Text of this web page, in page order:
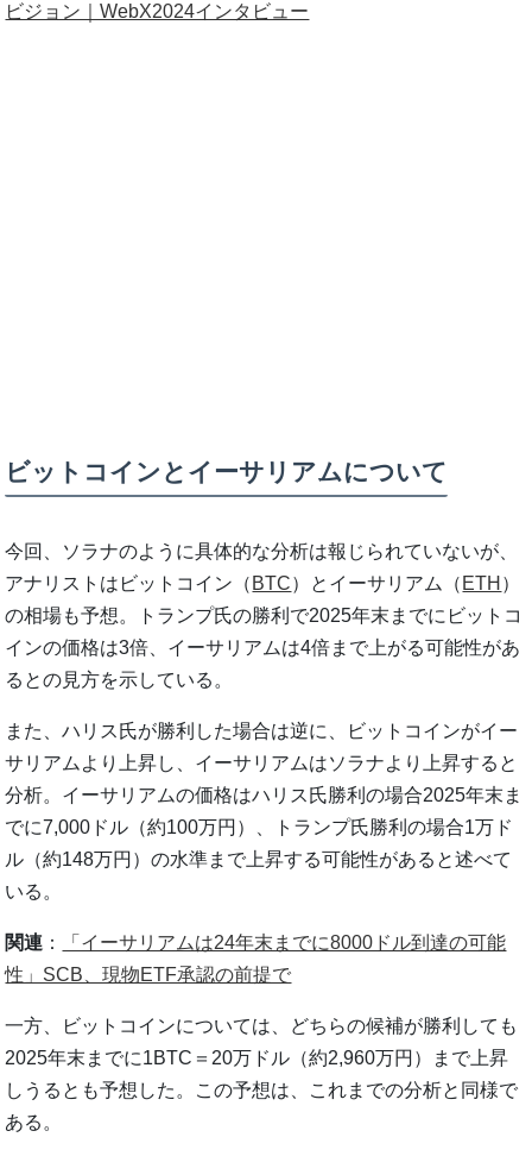
ビジョン｜WebX2024インタビュー
ビットコインとイーサリアムについて
今回、ソラナのように具体的な分析は報じられていないが、
アナリストはビットコイン（ BTC）とイーサリアム（ ETH ）
の相場も予想。トランプ氏の勝利で2025年末までにビットコ
インの価格は3倍、イーサリアムは4倍まで上がる可能性があ
るとの見方を示している。
また、ハリス氏が勝利した場合は逆に、ビットコインがイー
サリアムより上昇し、イーサリアムはソラナより上昇すると
分析。イーサリアムの価格はハリス氏勝利の場合2025年末ま
でに7,000ドル（約100万円）、トランプ氏勝利の場合1万ド
ル（約148万円）の水準まで上昇する可能性があると述べて
いる。
関連 ：
「イーサリアムは24年末までに8000ドル到達の可能
性」SCB、現物ETF承認の前提で
一方、ビットコインについては、どちらの候補が勝利しても
2025年末までに1BTC＝20万ドル（約2,960万円）まで上昇
しうるとも予想した。この予想は、これまでの分析と同様で
ある。